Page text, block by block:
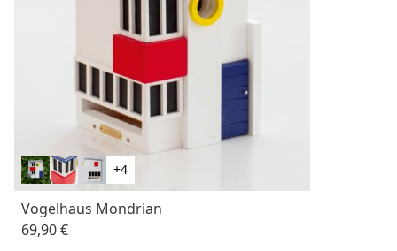
+4
Vogelhaus Mondrian
69,90 €